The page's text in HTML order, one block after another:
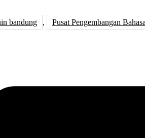
bandung ,
Pusat Pengembangan